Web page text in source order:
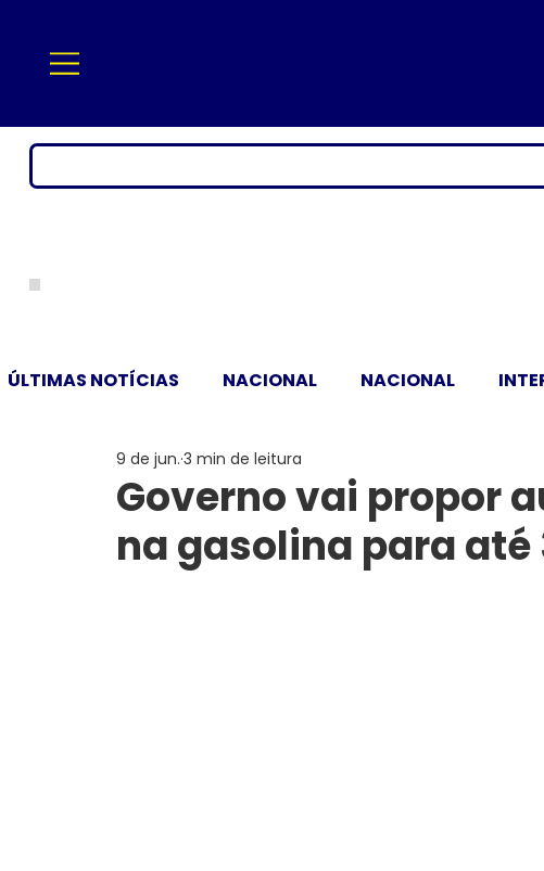
ÚLTIMAS NOTÍCIAS NACIONAL NACIONAL
Governo vai propor
na gasolina para até
9 de jun. 3 min de leitura